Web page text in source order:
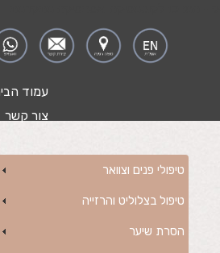
עמוד
צור קשר
טיפולי פנים וצוואר
טיפול בצלוליט והרזייה
הסרת שיער